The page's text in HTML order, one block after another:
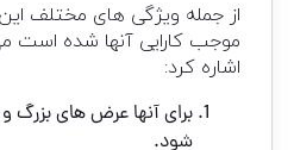
از جمله ویژگی های مختلف
موجب کارایی آنها شده است
اشاره کرد:
برای آنها عرض های بزرگ
شود.